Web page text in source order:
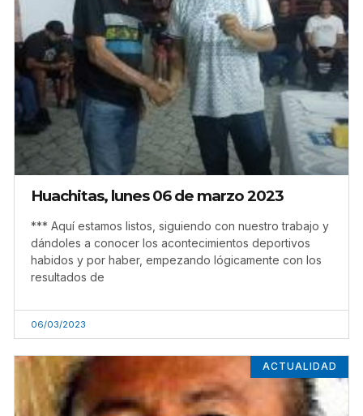
Huachitas, lunes 06 de marzo 2023
*** Aquí estamos listos, siguiendo con nuestro trabajo y
dándoles a conocer los acontecimientos deportivos
habidos y por haber, empezando lógicamente con los
resultados de
06/03/2023
ACTUALIDAD